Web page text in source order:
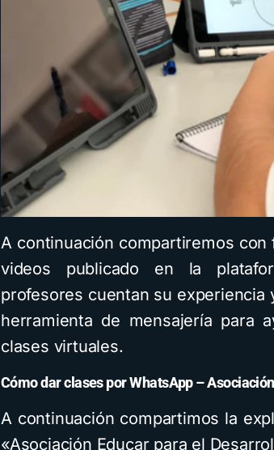
A continuación compartiremos
videos publicado en la
profesores cuentan su experiencia
herramienta de mensajería para
clases virtuales.
Cómo dar clases por WhatsApp –
A continuación compartimos la
«Asociación Educar para el